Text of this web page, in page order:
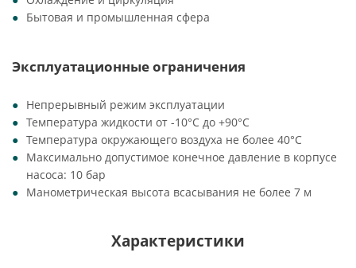
Бытовая и промышленная сфера
Эксплуатационные ограничения
Непрерывный режим эксплуатации
Температура жидкости от -10°C до +90°C
Температура окружающего воздуха не более 40°C
Максимально допустимое конечное давление в корпусе
насоса: 10 бар
Манометрическая высота всасывания не более 7 м
Характеристики